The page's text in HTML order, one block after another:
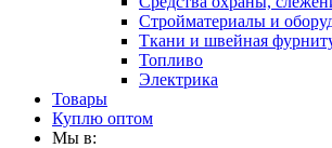
Стройматериалы и
Ткани и швейная
Топливо
Электрика
Товары
Куплю оптом
Мы в: